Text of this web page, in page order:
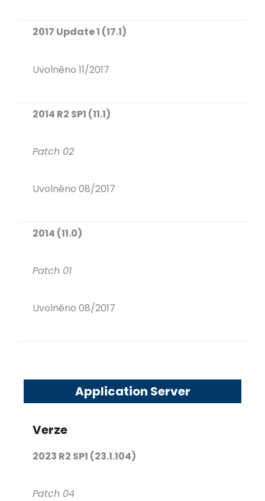
2017 Update 1 (17.1)
Uvolněno 11/2017
2014 R2 SP1 (11.1)
Patch 02
Uvolněno 08/2017
2014 (11.0)
Patch 01
Uvolněno 08/2017
Application Server
Verze
2023 R2 SP1 (23.1.104)
Patch 04